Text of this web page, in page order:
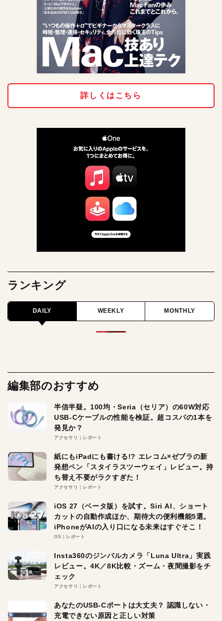
詳しくはこちら
ランキング
DAILY WEEKLY MONTHLY
編集部のおすすめ
半信半疑。100均・Seria（セリア）の60W対応
USB-Cケーブルの性能を検証。超コスパの1本を
発見か？
アクセサリ レポート
紙にもiPadにも書ける!? エレコム×ゼブラの新
発想ペン「スタイラスツーウェイ」レビュー。持
ち替え不要がラクすぎた！
アクセサリ レポート
iOS 27（ベータ版）を試す。Siri AI、ショート
カットの自動作成ほか、期待大の便利機能5選。
iPhoneがAIの入り口になる未来はすぐそこ！
OS レポート
Insta360のジンバルカメラ「Luna Ultra」実践
レビュー。4K／8K比較・ズーム・夜間撮影をチ
ェック
アクセサリ レポート
あなたのUSB-Cポートは大丈夫？ 認識しない・
充電できない原因と正しい対策